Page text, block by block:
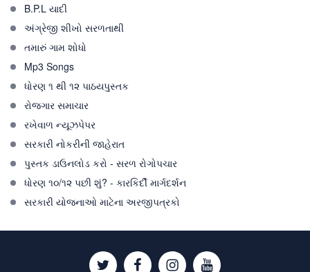
B.P.L યાદી
અંગ્રેજી શીખો સરળતાથી
તમારું ગામ શોધો
Mp3 Songs
ધોરણ ૧ થી ૧૨ પાઠયપુસ્તક
રોજગાર સમાચાર
રખેવાળ ન્યૂઝપેપર
સરકારી નોકરીની જાહેરાત
પુસ્તક ડાઉનલોડ કરો - સરળ રોગોપચાર
ધોરણ ૧૦/૧૨ પછી શું? - કારકિર્દી માર્ગદર્શન
સરકારી યોજનાઓ માટેના અરજીપત્રકો
Twitter FacebookInstagramYoutube